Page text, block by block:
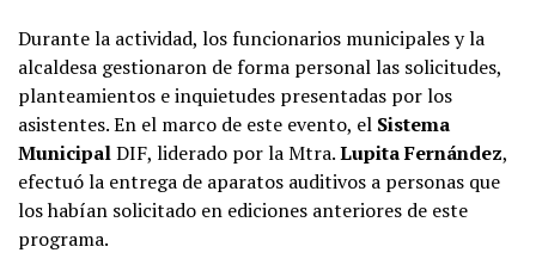
Durante la actividad, los funcionarios municipales y la
alcaldesa gestionaron de forma personal las solicitudes,
planteamientos e inquietudes presentadas por los
asistentes. En el marco de este evento, el Sistema
MunicipalDIF, liderado por la Mtra.Lupita Fernández,
efectuó la entrega de aparatos auditivos a personas que
los habían solicitado en ediciones anteriores de este
programa.